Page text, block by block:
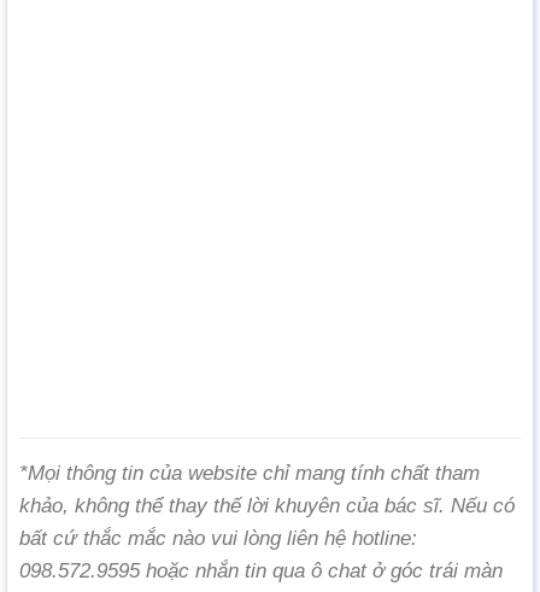
*Mọi thông tin của website chỉ mang tính chất tham
khảo, không thể thay thế lời khuyên của bác sĩ. Nếu có
bất cứ thắc mắc nào vui lòng liên hệ hotline:
098.572.9595 hoặc nhắn tin qua ô chat ở góc trái màn